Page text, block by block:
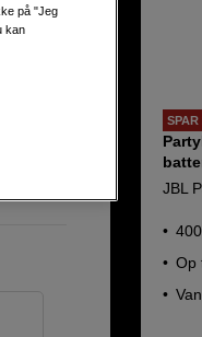
SPAR
JBL
Op
på "Jeg
kan